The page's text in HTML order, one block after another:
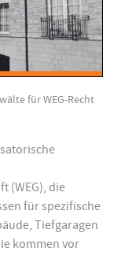
für WEG-Recht
(WEG), die
für spezifische
Tiefgaragen
kommen vor